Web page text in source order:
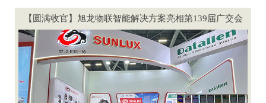
【圆满收官】旭龙物联智能解决方案亮相第139届广交会